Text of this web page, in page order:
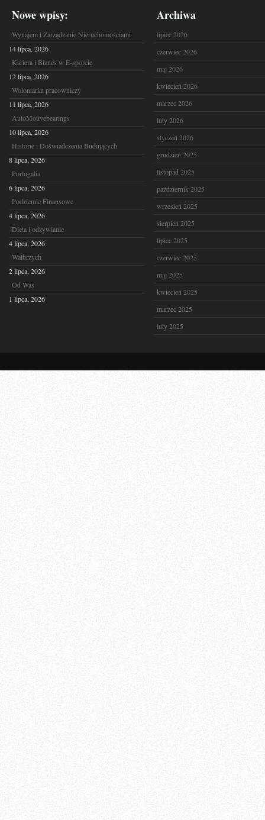
Nowe wpisy:
Wynajem i Zarządzanie Nieruchomościami
14 lipca, 2026
Kariera i Biznes w E-sporcie
12 lipca, 2026
Wolontariat pracowniczy
11 lipca, 2026
AutoMotivebearings
10 lipca, 2026
Historie i Doświadczenia Budujących
8 lipca, 2026
Portugalia
6 lipca, 2026
Podziemie Finansowe
4 lipca, 2026
Dieta i odżywianie
4 lipca, 2026
Wałbrzych
2 lipca, 2026
Od Was
1 lipca, 2026
Archiwa
lipiec 2026
czerwiec 2026
maj 2026
kwiecień 2026
marzec 2026
luty 2026
styczeń 2026
grudzień 2025
listopad 2025
październik 2025
wrzesień 2025
sierpień 2025
lipiec 2025
czerwiec 2025
maj 2025
kwiecień 2025
marzec 2025
luty 2025